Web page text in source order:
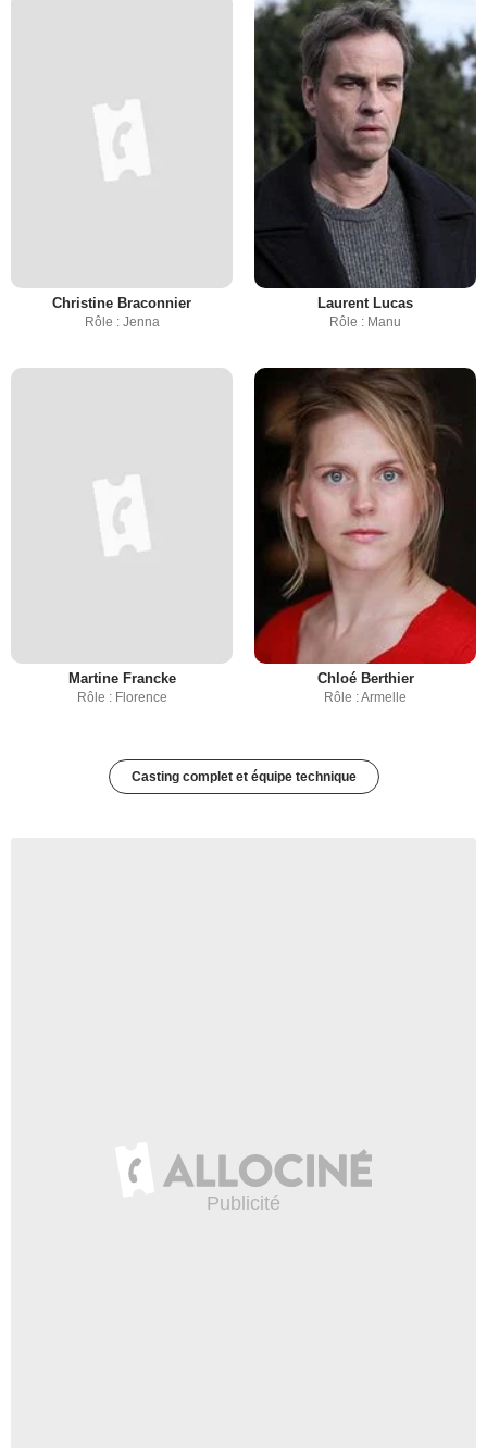
Christine Braconnier
Rôle : Jenna
Laurent Lucas
Rôle : Manu
Martine Francke
Rôle : Florence
Chloé Berthier
Rôle : Armelle
Casting complet et équipe technique